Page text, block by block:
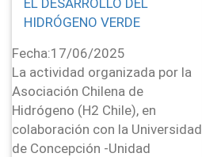
EL DESARROLLO DEL
HIDRÓGENO VERDE
Fecha:17/06/2025
La actividad organizada por la
Asociación Chilena de
Hidrógeno (H2 Chile), en
colaboración con la Universidad
de Concepción -Unidad